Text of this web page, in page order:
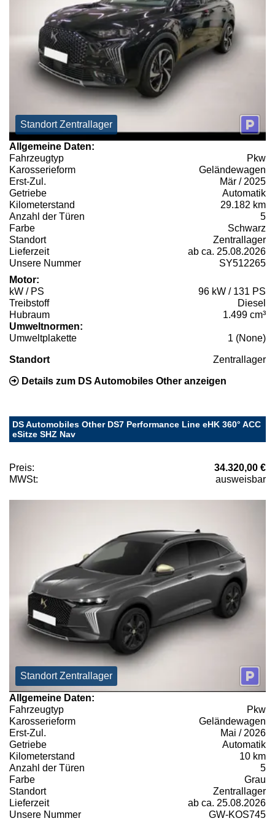
Standort Zentrallager
Allgemeine Daten:
Fahrzeugtyp
Pkw
Karosserieform
Geländewagen
Erst-Zul.
Mär / 2025
Getriebe
Automatik
Kilometerstand
29.182 km
Anzahl der Türen
5
Farbe
Schwarz
Standort
Zentrallager
Lieferzeit
ab ca. 25.08.2026
Unsere Nummer
SY512265
Motor:
kW / PS
96 kW / 131 PS
Treibstoff
Diesel
Hubraum
1.499 cm³
Umweltnormen:
Umweltplakette
1 (None)
Standort Zentrallager
Details zum DS Automobiles Other anzeigen
DS Automobiles Other DS7 Performance Line eHK 360° ACC
eSitze SHZ Nav
Preis:
34.320,00 €
MWSt:
ausweisbar
Standort Zentrallager
Allgemeine Daten:
Fahrzeugtyp
Pkw
Karosserieform
Geländewagen
Erst-Zul.
Mai / 2026
Getriebe
Automatik
Kilometerstand
10 km
Anzahl der Türen
5
Farbe
Grau
Standort
Zentrallager
Lieferzeit
ab ca. 25.08.2026
Unsere Nummer
GW-KOS745